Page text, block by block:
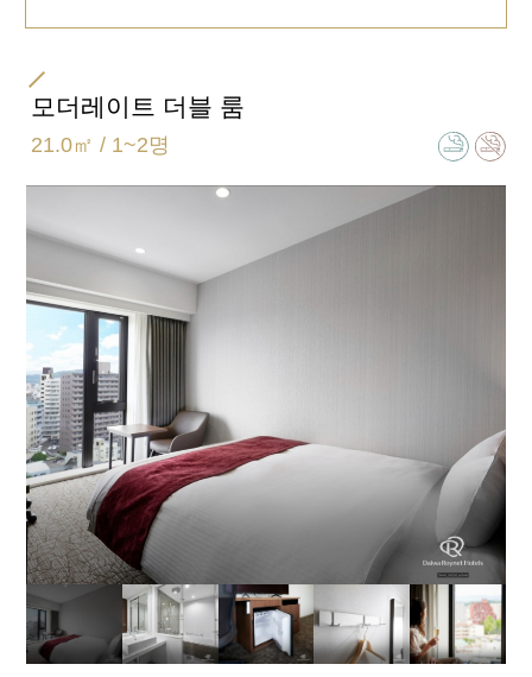
준비하였습니다.
객실의 공기를 쾌적하고 청결하게 유지하면서 가습
기능까지 있는 공기 청정기를 완비. 겨울철 건조하
※ 호텔에 따라 메이커 타입은 다릅니다.
모든 객실 내에 무선 LAN 환경을 준비했습니다.
무료로 이용하실 수 있습니다.
객실 내에는 금고가 설비되어 있습니다.
귀중품 관리에 이용해주시길 바랍니다.
모더레이트 더블 룸
21.0㎡ / 1~2명